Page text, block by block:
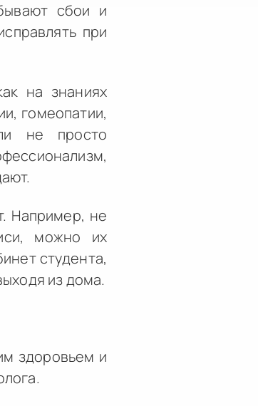
сбои и
при
на знаниях
гомеопатии,
не просто
Например, не
можно их
студента,
из дома.
здоровьем и